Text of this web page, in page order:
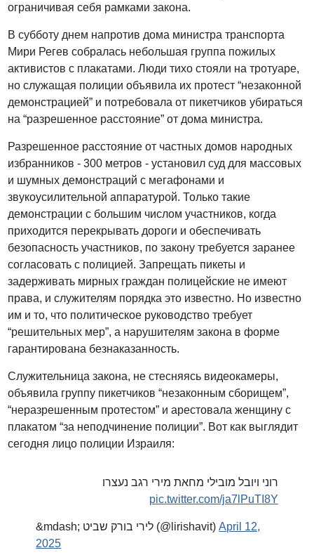
ограничивая себя рамками закона.
В субботу днем напротив дома министра транспорта
Мири Регев собралась небольшая группа пожилых
активистов с плакатами. Люди тихо стояли на тротуаре,
но служащая полиции объявила их протест “незаконной
демонстрацией” и потребовала от пикетчиков убираться
на “разрешенное расстояние” от дома министра.
Разрешенное расстояние от частных домов народных
избранников - 300 метров - установил суд для массовых
и шумных демонстраций с мегафонами и
звукоусилительной аппаратурой. Только такие
демонстрации с большим числом участников, когда
приходится перекрывать дороги и обеспечивать
безопасность участников, по закону требуется заранее
согласовать с полицией. Запрещать пикеты и
задерживать мирных граждан полицейские не имеют
права, и служителям порядка это известно. Но известно
им и то, что политическое руководство требует
“решительных мер”, а нарушителям закона в форме
гарантирована безнаказанность.
Служительница закона, не стесняясь видеокамеры,
объявила группу пикетчиков “незаконным сборищем”,
“неразрешенным протестом” и арестовала женщину с
плакатом “за неподчинение полиции”. Вот как выглядит
сегодня лицо полиции Израиля:
רוני ויובל מובילי מחאת מירי רגב נעצרו
pic.twitter.com/ja7lPuTI8Y
&mdash; לירי בורק שביט (@lirishavit)April 12,
2025